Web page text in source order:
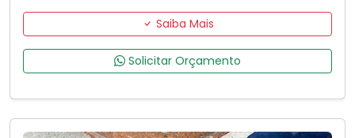
Saiba Mais
Solicitar Orçamento